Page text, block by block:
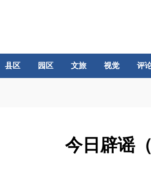
县区 园区 文旅 视觉 评
今日辟谣